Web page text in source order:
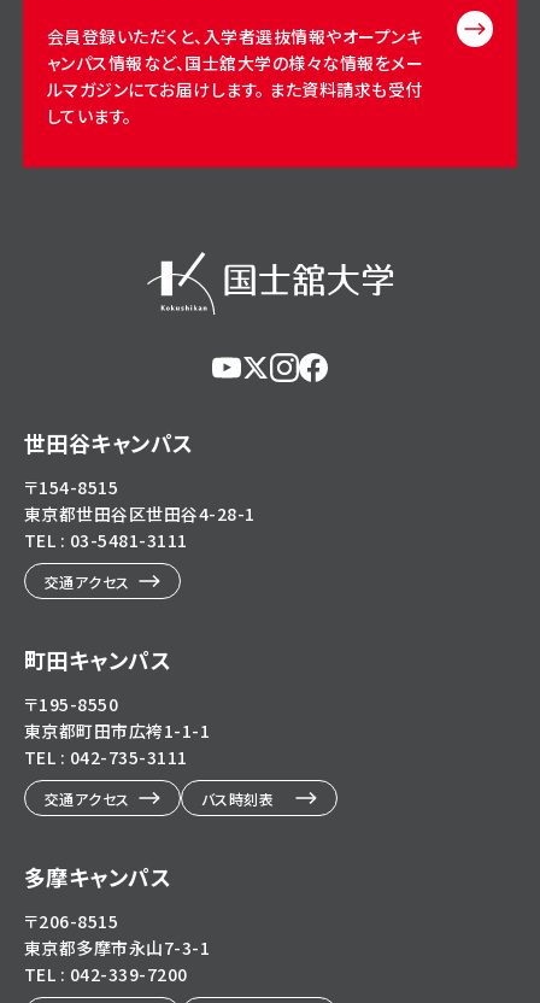
会員登録いただくと、入学者選抜情報やオープンキ
ャンパス情報など、国士舘大学の様々な情報をメー
ルマガジンにてお届けします。 また資料請求も受付
しています。
世田谷キャンパス
〒154-8515
東京都世田谷区世田谷4-28-1
TEL : 03-5481-3111
交通アクセス
町田キャンパス
〒195-8550
東京都町田市広袴1-1-1
TEL : 042-735-3111
交通アクセス バス時刻表
多摩キャンパス
〒206-8515
東京都多摩市永山7-3-1
TEL : 042-339-7200